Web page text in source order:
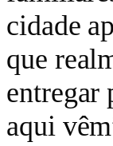
cidade
que
entregar
aqui